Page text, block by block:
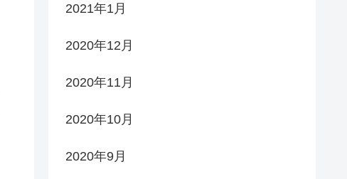
2021年1月
2020年12月
2020年11月
2020年10月
2020年9月